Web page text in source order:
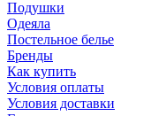
Подушки
Одеяла
Постельное белье
Бренды
Как купить
Условия оплаты
Условия доставки